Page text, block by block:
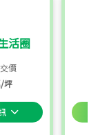
活圈
價
坪